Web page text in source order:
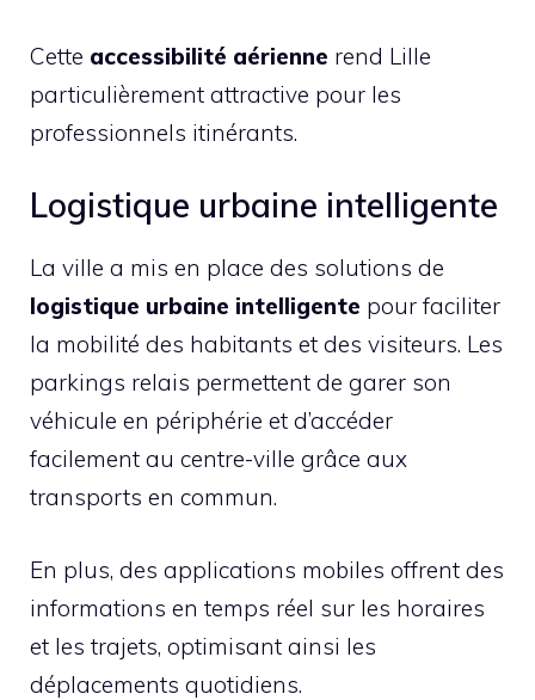
Cette accessibilité aérienne rend Lille
particulièrement attractive pour les
professionnels itinérants.
Logistique urbaine intelligente
La ville a mis en place des solutions de
logistique urbaine intelligente pour faciliter
la mobilité des habitants et des visiteurs. Les
parkings relais permettent de garer son
véhicule en périphérie et d’accéder
facilement au centre-ville grâce aux
transports en commun.
En plus, des applications mobiles offrent des
informations en temps réel sur les horaires
et les trajets, optimisant ainsi les
déplacements quotidiens.